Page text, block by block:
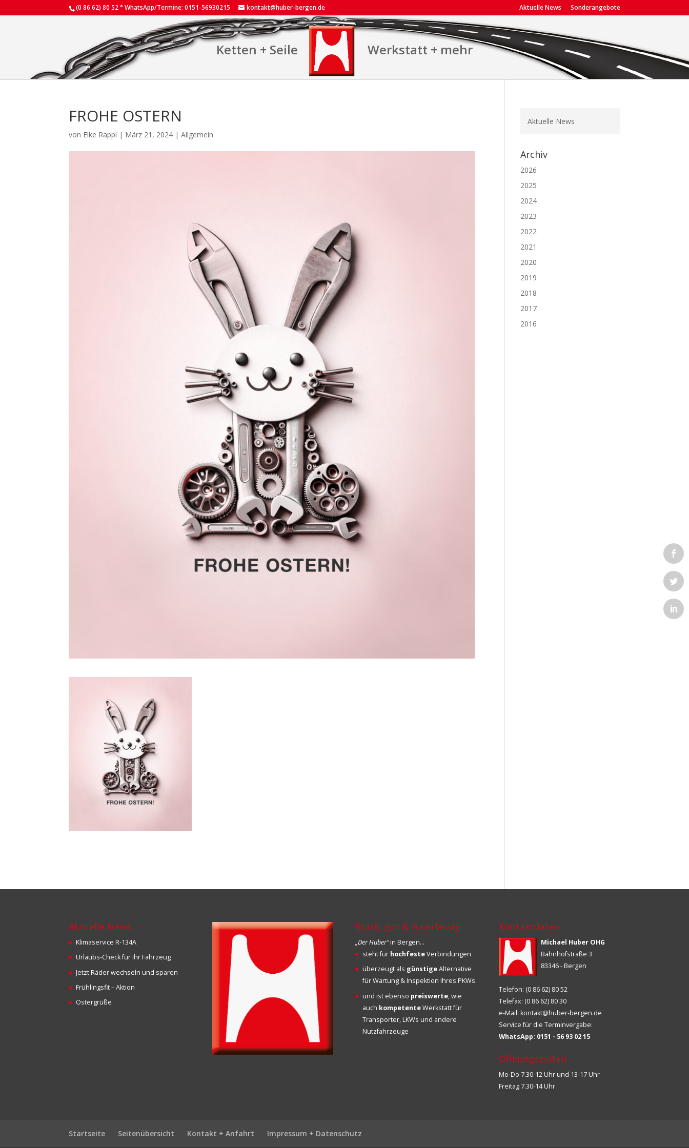
(0 86 62) 80 52 ° WhatsApp/Termine: 0151-56930215 kontakt@huber-bergen.de Aktuelle News Sonderangebote
Ketten + Seile Werkstatt + mehr
FROHE OSTERN
von Elke Rappl | März 21, 2024 |Allgemein
Aktuelle News
Archiv
2026
2025
2024
2023
2022
2021
2020
2019
2018
2017
2016
Aktuelle News
Klimaservice R-134A
Urlaubs-Check für ihr Fahrzeug
Jetzt Räder wechseln und sparen
Frühlingsfit – Aktion
Ostergrüße
Stark, gut & zuverlässig
„Der Huber“in Bergen…
steht für hochfesteVerbindungen
überzeugt als günstigeAlternative
für Wartung & Inspektion Ihres PKWs
und ist ebenso preiswerte, wie
auch kompetenteWerkstatt für
Transporter, LKWs und andere
Nutzfahrzeuge
Kontaktdaten
Michael Huber OHG
Bahnhofstraße 3
83346 - Bergen
Telefon: (0 86 62) 80 52
Telefax: (0 86 62) 80 30
e-Mail: kontakt@huber-bergen.de
Service für die Terminvergabe:
WhatsApp: 0151 - 56 93 02 15
Öffnungszeiten
Mo-Do 7.30-12 Uhr und 13-17 Uhr
Freitag 7.30-14 Uhr
Startseite Seitenübersicht Kontakt + Anfahrt Impressum + Datenschutz